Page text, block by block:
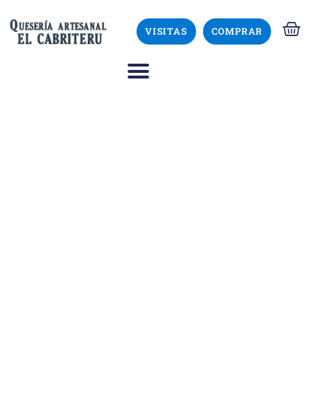
VISITAS COMPRAR